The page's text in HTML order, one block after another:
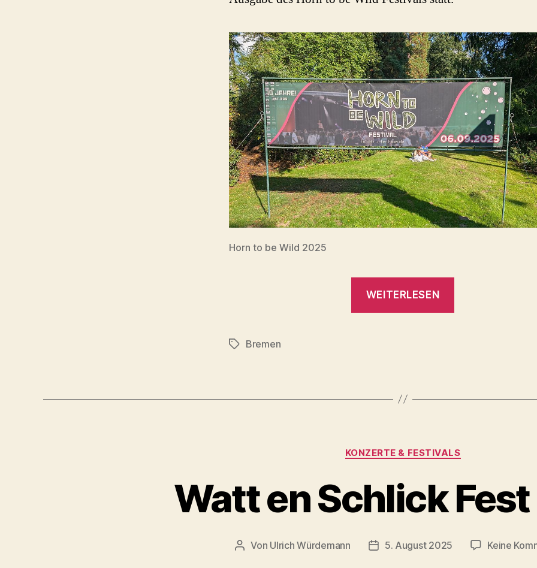
Horn to be Wild 2025
WEITERLESEN
Schlagwörter
Bremen
Kategorien
KONZERTE & FESTIVALS
Watt en Schlick
Beitragsautor
Von Ulrich Würdemann Beitragsdatum
5. August 2025 Keine